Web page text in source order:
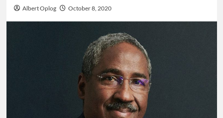
Albert Oplog October 8, 2020